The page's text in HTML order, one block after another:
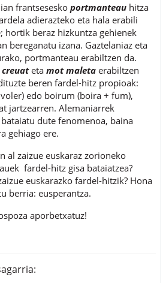
frantsesesko portmanteau hitza
adierazteko eta hala erabili
hortik beraz hizkuntza gehienek
bereganatu izana. Gaztelaniaz eta
portmanteau erabiltzen da.
eta mot maleta erabiltzen
beren fardel-hitz propioak:
edo boirum (boira + fum),
jartzearren. Alemaniarrek
dute fenomenoa, baina
gehiago ere.
al zaizue euskaraz zorioneko
fardel-hitz gisa bataiatzea?
euskarazko fardel-hitzik? Hona
berria: eusperantza.
aporbetxatuz!